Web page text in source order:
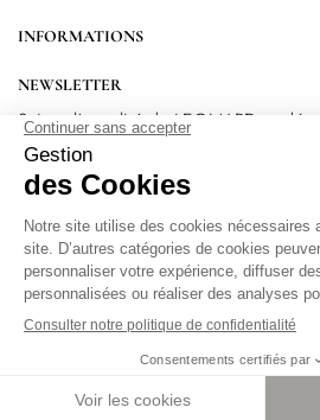
INFORMATIONS
NEWSLETTER
Suivez l’actualité de LEONARD et
surprises.
En vous inscrivant, vous acceptez notre
des données personnelles.